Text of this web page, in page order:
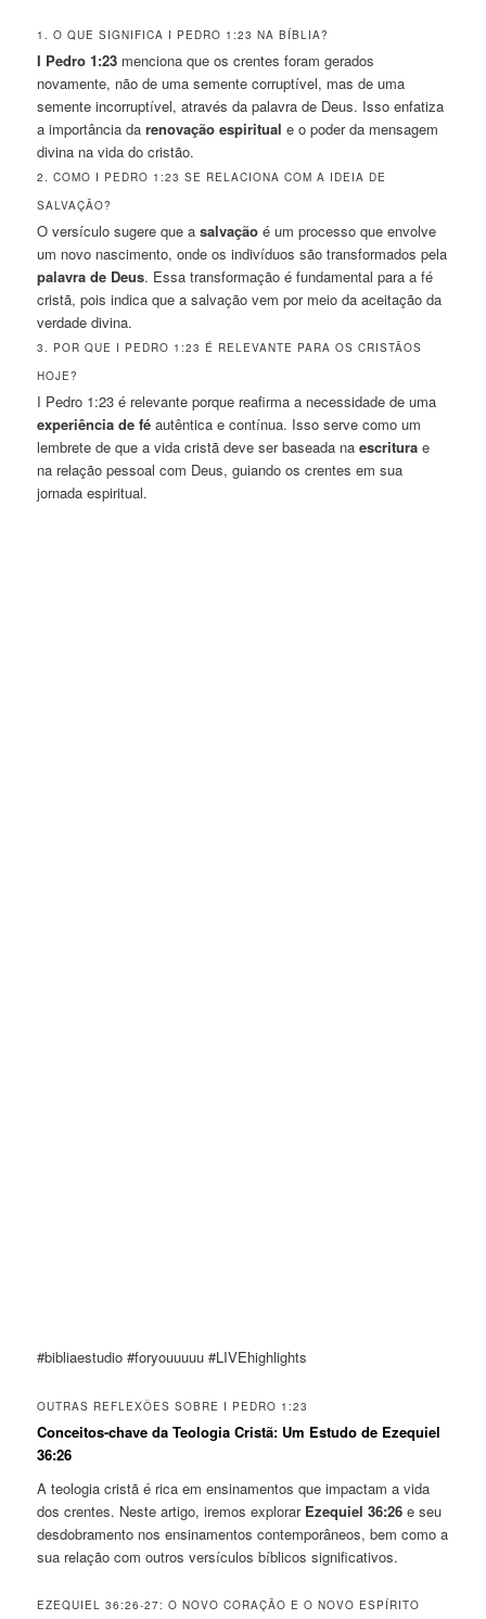
1. O QUE SIGNIFICA I PEDRO 1:23 NA BÍBLIA?
I Pedro 1:23 menciona que os crentes foram gerados
novamente, não de uma semente corruptível, mas de uma
semente incorruptível, através da palavra de Deus. Isso enfatiza
a importância darenovação espiritual e o poder da mensagem
divina na vida do cristão.
2. COMO I PEDRO 1:23 SE RELACIONA COM A IDEIA DE
SALVAÇÃO?
O versículo sugere que asalvação é um processo que envolve
um novo nascimento, onde os indivíduos são transformados pela
palavra de Deus. Essa transformação é fundamental para a fé
cristã, pois indica que a salvação vem por meio da aceitação da
verdade divina.
3. POR QUE I PEDRO 1:23 É RELEVANTE PARA OS CRISTÃOS
HOJE?
I Pedro 1:23 é relevante porque reafirma a necessidade de uma
experiência de fé autêntica e contínua. Isso serve como um
lembrete de que a vida cristã deve ser baseada naescritura e
na relação pessoal com Deus, guiando os crentes em sua
jornada espiritual.
#bibliaestudio #foryouuuuu #LIVEhighlights
OUTRAS REFLEXÕES SOBRE I PEDRO 1:23
Conceitos-chave da Teologia Cristã: Um Estudo de Ezequiel
36:26
A teologia cristã é rica em ensinamentos que impactam a vida
dos crentes. Neste artigo, iremos explorar Ezequiel 36:26 e seu
desdobramento nos ensinamentos contemporâneos, bem como a
sua relação com outros versículos bíblicos significativos.
EZEQUIEL 36:26-27: O NOVO CORAÇÃO E O NOVO ESPÍRITO